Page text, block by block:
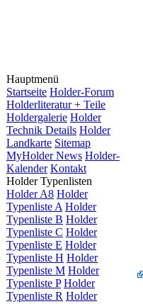
Hauptmenü
Startseite Holder-Forum
Holderliteratur + Teile
Holdergalerie Holder
Technik Details Holder
Landkarte Sitemap
MyHolder News Holder-
Kalender Kontakt
Holder Typenlisten
Holder A8 Holder
Typenliste A Holder
Typenliste B Holder
Typenliste C Holder
Typenliste E Holder
Typenliste H Holder
Typenliste M Holder
Typenliste P Holder
Typenliste R Holder